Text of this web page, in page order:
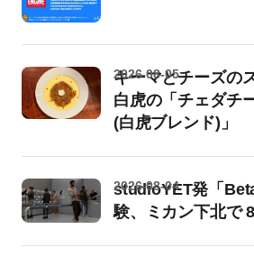
キーマとチーズの
白虎の「チェダチ
(白虎ブレンド)」
2026-08-05
studioYET発「
験、ミカン下北で
2026-08-04